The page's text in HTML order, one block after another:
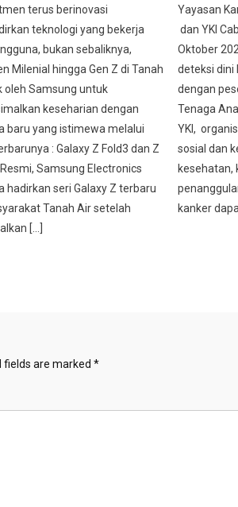
terus berinovasi
teknologi yang bekerja
bukan sebaliknya,
Milenial hingga Gen Z di Tanah
oleh Samsung untuk
keseharian dengan
baru yang istimewa melalui
: Galaxy Z Fold3 dan Z
Resmi, Samsung Electronics
hadirkan seri Galaxy Z terbaru
Tanah Air setelah
[…]
Yayasan
dan YKI
Oktober
deteksi dini
dengan
Tenaga
YKI,
sosial dan
kesehatan,
kanker
fields are marked *